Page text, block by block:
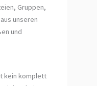
Gruppen,
unseren
und
kein komplett